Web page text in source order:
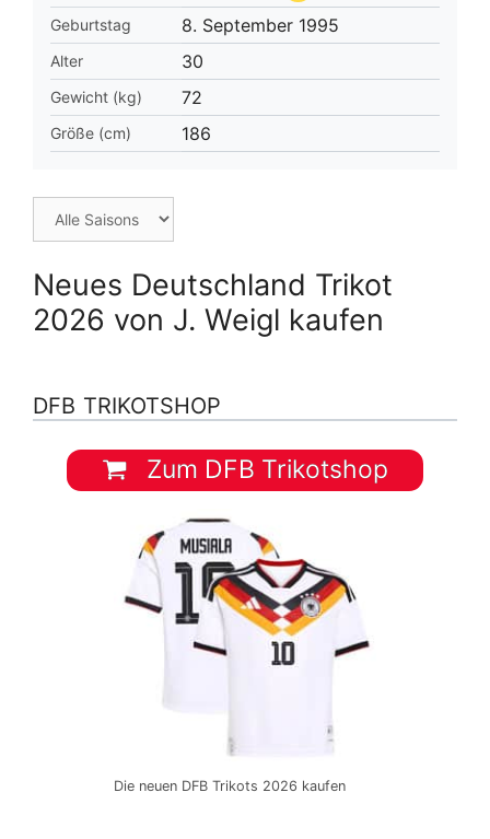
Geburtstag 8. September 1995
Alter 30
Gewicht (kg) 72
Größe (cm) 186
Neues Deutschland Trikot
2026 von J. Weigl kaufen
DFB TRIKOTSHOP
Zum DFB Trikotshop
Die neuen DFB Trikots 2026 kaufen